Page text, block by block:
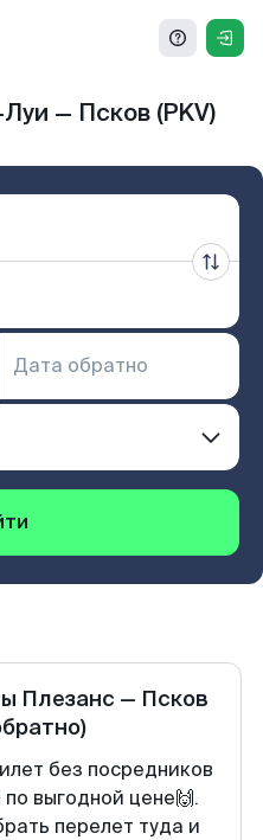
— Псков (PKV)
Плезанс — Псков
без посредников
выгодной цене🙌.
перелет туда и